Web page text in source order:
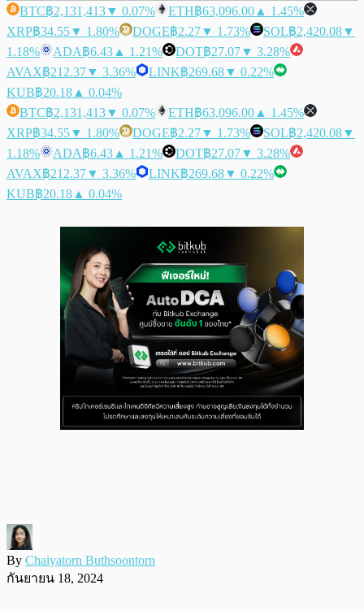
BTC฿2,131,413▼ 0.07% ETH฿63,096.00 ▲ 1.45%
XRP฿34.55▼ 1.80% DOGE฿2.27▼ 1.73% SOL฿2,420.08▼
1.18%
ADA฿6.43 ▲ 1.21% DOT฿27.07▼ 3.28%
AVAX฿212.37▼ 3.36% LINK฿269.68▼ 0.22%
KUB฿20.18 ▲ 0.04%
BTC฿2,131,413▼ 0.07% ETH฿63,096.00 ▲ 1.45%
XRP฿34.55▼ 1.80% DOGE฿2.27▼ 1.73% SOL฿2,420.08▼
1.18%
ADA฿6.43 ▲ 1.21% DOT฿27.07▼ 3.28%
AVAX฿212.37▼ 3.36% LINK฿269.68▼ 0.22%
KUB฿20.18 ▲ 0.04%
By Chaiyatorn Buthsoontorn
กันยายน 18, 2024